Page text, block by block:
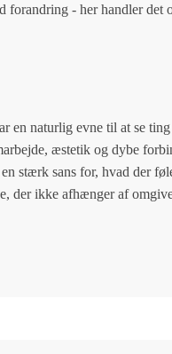
- her handler det
en naturlig evne til at se
æstetik og dybe
stærk sans for, hvad der
der ikke afhænger af